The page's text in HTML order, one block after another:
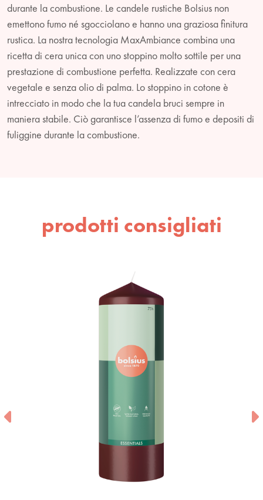
durante la combustione. Le candele rustiche Bolsius non
emettono fumo né sgocciolano e hanno una graziosa finitura
rustica. La nostra tecnologia MaxAmbiance combina una
ricetta di cera unica con uno stoppino molto sottile per una
prestazione di combustione perfetta. Realizzate con cera
vegetale e senza olio di palma. Lo stoppino in cotone è
intrecciato in modo che la tua candela bruci sempre in
maniera stabile. Ciò garantisce l’assenza di fumo e depositi di
fuliggine durante la combustione.
prodotti consigliati